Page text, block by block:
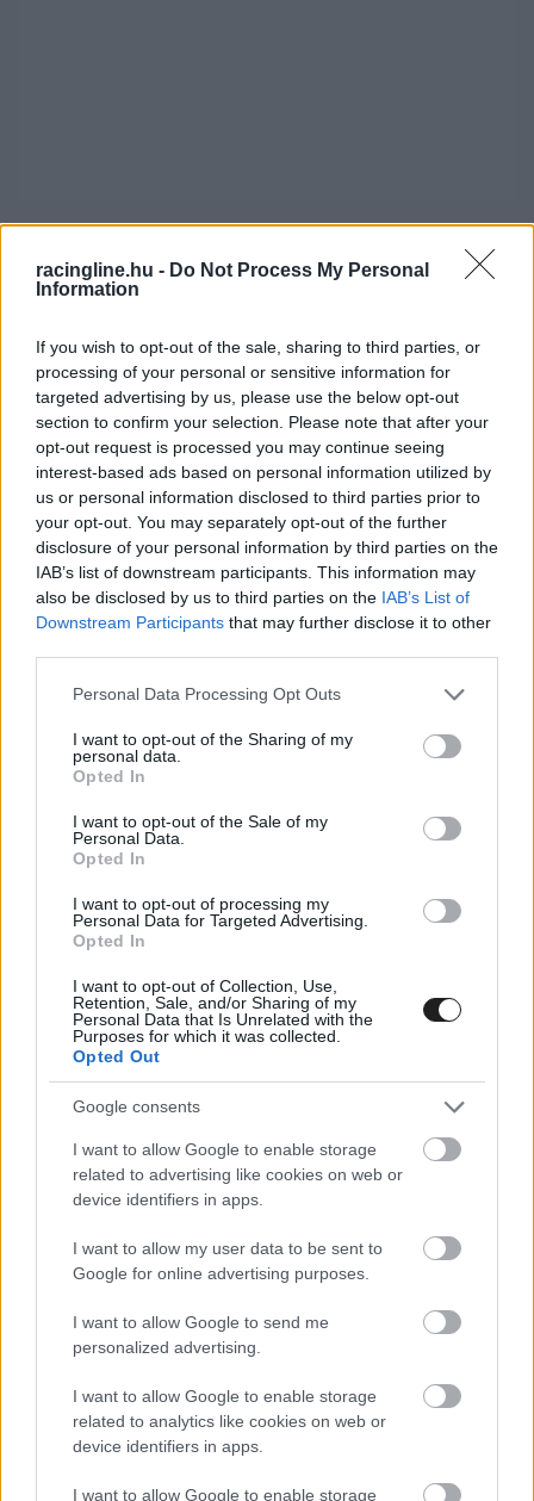
racingline.hu - Do Not Process My Personal
Information
If you wish to opt-out of the sale, sharing to third parties, or
processing of your personal or sensitive information for
targeted advertising by us, please use the below opt-out
section to confirm your selection. Please note that after your
opt-out request is processed you may continue seeing
interest-based ads based on personal information utilized by
us or personal information disclosed to third parties prior to
your opt-out. You may separately opt-out of the further
disclosure of your personal information by third parties on the
IAB’s list of downstream participants. This information may
also be disclosed by us to third parties on the IAB’s List of
Downstream Participants that may further disclose it to other
Please note that this website/app uses one or more Google
not limited to your visit or usage behaviour. You may click to
grant or deny consent to Google and its third-party tags to
use your data for below specified purposes in below Google
consent section.
Personal Data Processing Opt Outs
I want to opt-out of the Sharing of my
personal data.
Opted In
I want to opt-out of the Sale of my
Personal Data.
Opted In
I want to opt-out of processing my
Personal Data for Targeted Advertising.
Opted In
I want to opt-out of Collection, Use,
Retention, Sale, and/or Sharing of my
Personal Data that Is Unrelated with the
Purposes for which it was collected.
Opted Out
Google consents
I want to allow Google to enable storage
related to advertising like cookies on web or
device identifiers in apps.
I want to allow my user data to be sent to
Google for online advertising purposes.
I want to allow Google to send me
personalized advertising.
I want to allow Google to enable storage
related to analytics like cookies on web or
device identifiers in apps.
I want to allow Google to enable storage
A két élen álló Hyundai hamar meggyőző előnyt
épített ki, a harmadik helyre kerülő Girolami
ellen.
Tassi Attila nem tudott tiszta versenyt futni, őt
Coronel lökte ki a harmadik körben, ezzel pedig
sok pozíciót vesztett. A hollandot büntették is a
manővere miatt.
Berthon nem tétlenkedett sokáig Guerrieri
a harmadik helyet. Megforgása után Catsburg
A másik két Hyundai kettős győzelmét senki
sem veszélyeztette, a mögöttük záró Berthon
sem. Girolami lett végül a negyedik, hiába előzte
meg Coronel, ugye őt büntették, így a 4-ről a 6.
helyre esett vissza, ezzel nyert Catsburg egy
újabb pozíciót.
Azcona győzelmével már 53 ponttal vezeti az
összetettet, a hétvége második versenye pedig